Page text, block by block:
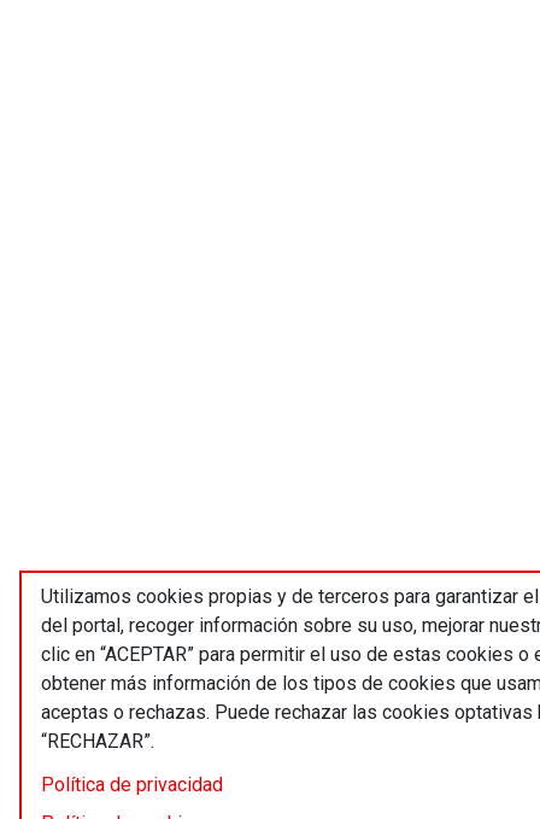
Utilizamos cookies propias y de terceros para garantizar
del portal, recoger información sobre su uso, mejorar
clic en “ACEPTAR” para permitir el uso de estas cookies o
obtener más información de los tipos de cookies que
aceptas o rechazas. Puede rechazar las cookies optativas
“RECHAZAR”.
Política de privacidad